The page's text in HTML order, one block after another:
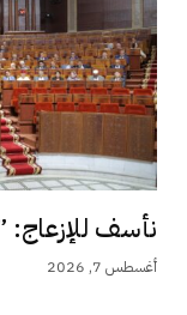
نأسف للإزعاج:
أغسطس 7, 2026